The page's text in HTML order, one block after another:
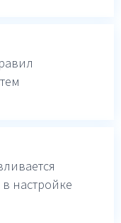
настройке